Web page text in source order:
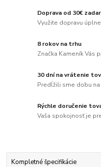
Doprava od 30€
Využite dopravu
8 rokov na trhu
Značka Kameník Vás
30 dní na vrátenie
Predĺžili sme dobu
Rýchle doručenie
Vaša spokojnosť je
Kompletné špecifikácie